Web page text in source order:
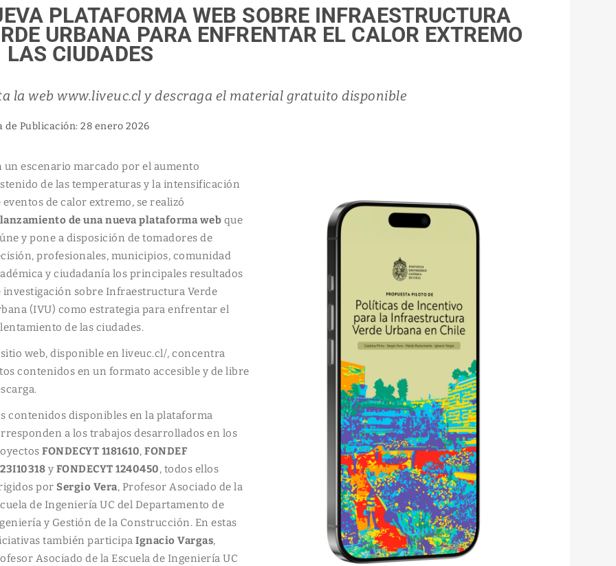
PLATAFORMA WEB SOBRE INFRAESTRUCTURA
URBANA PARA ENFRENTAR EL CALOR EXTREMO
LAS CIUDADES
la web www.liveuc.cl y descraga el material gratuito disponible
de Publicación: 28 enero 2026
un escenario marcado por el aumento
de las temperaturas y la intensificación
eventos de calor extremo, se realizó
lanzamiento de una nueva plataforma web que
y pone a disposición de tomadores de
profesionales, municipios, comunidad
y ciudadanía los principales resultados
investigación sobre Infraestructura Verde
(IVU) como estrategia para enfrentar el
de las ciudades.
web, disponible en liveuc.cl/, concentra
contenidos en un formato accesible y de libre
contenidos disponibles en la plataforma
a los trabajos desarrollados en los
FONDECYT 1181610,FONDEF
y FONDECYT 1240450, todos ellos
por Sergio Vera, Profesor Asociado de la
de Ingeniería UC del Departamento de
y Gestión de la Construcción. En estas
también participaIgnacio Vargas,
Asociado de la Escuela de Ingeniería UC